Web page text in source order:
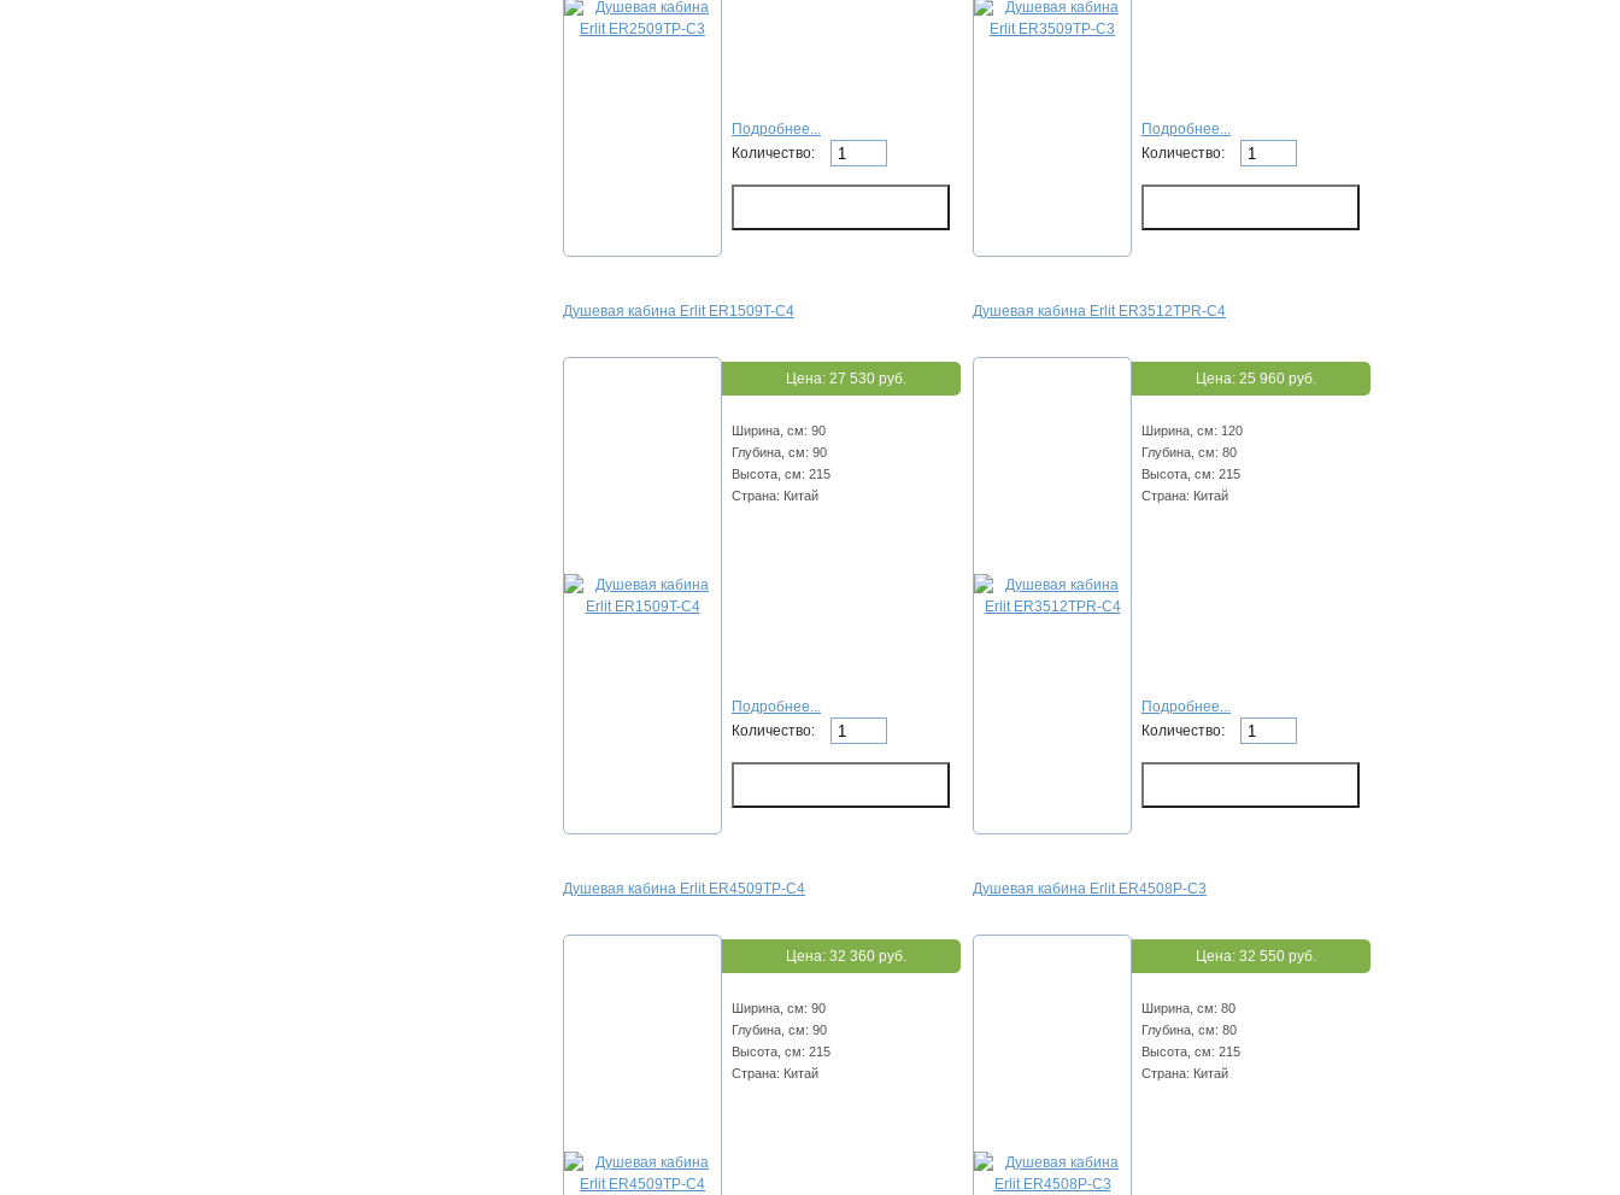
Подробнее...
Количество:
Подробнее...
Количество:
Душевая кабина Erlit ER1509T-C4
Цена: 27 530 руб.
Ширина, см: 90
Глубина, см: 90
Высота, см: 215
Страна: Китай
Подробнее...
Количество:
Душевая кабина Erlit ER3512TPR-C4
Цена: 25 960 руб.
Ширина, см: 120
Глубина, см: 80
Высота, см: 215
Страна: Китай
Подробнее...
Количество:
Душевая кабина Erlit ER4509TP-C4
Цена: 32 360 руб.
Ширина, см: 90
Глубина, см: 90
Высота, см: 215
Страна: Китай
Душевая кабина Erlit ER4508P-C3
Цена: 32 550 руб.
Ширина, см: 80
Глубина, см: 80
Высота, см: 215
Страна: Китай